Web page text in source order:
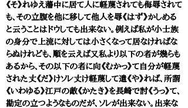
《そ》れゆえ藩中に居て人に軽蔑されても侮辱されて
も、その立腹を他に移して他人を辱《はず》かしめる
と云うことはドウしても出来ない。例えば私が小士族
の身分で上流に対しては小さくなって居なければな
らぬけれども、順を云えば又私より以下の者が幾らも
あるから、その以下の者に向《むかっ》て自分が軽蔑
された丈《だ》けソレ丈け軽蔑して遣《や》れば、所謂
《いわゆる》江戸の敵《かたき》を長崎で討《うっ》て、
勘定の立つようなものだが、ソレが出来ない。出来な